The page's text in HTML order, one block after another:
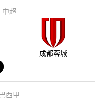
中超
成都蓉城
巴西甲